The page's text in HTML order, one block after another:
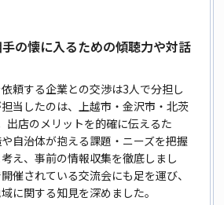
の懐に入るための傾聴力や対話
頼する企業との交渉は3人で分担し
当したのは、上越市・金沢市・北茨
出店のメリットを的確に伝えるた
自治体が抱える課題・ニーズを把握
え、事前の情報収集を徹底しまし
催されている交流会にも足を運び、
に関する知見を深めました。